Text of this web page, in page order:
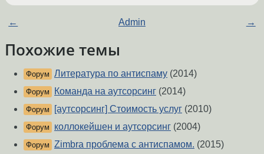
← Admin →
Похожие темы
Форум Литература по антиспаму (2014)
Форум Команда на аутсорсинг (2014)
Форум [аутсорсинг] Стоимость услуг (2010)
Форум коллокейшен и аутсорсинг (2004)
Форум Zimbra проблема с антиспамом. (2015)